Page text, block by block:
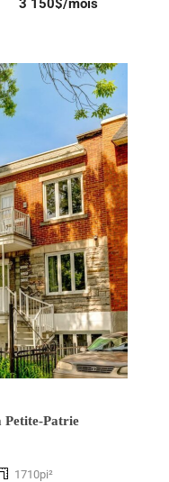
Petite-Patrie
1710pi²